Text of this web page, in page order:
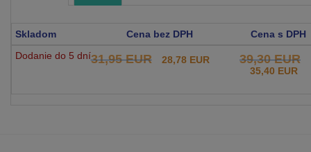
Skladom Cena bez DPH
Cena s DPH
Dodanie do 5 dní31,95 EUR 28,78 EUR 39,30 EUR
35,40 EUR